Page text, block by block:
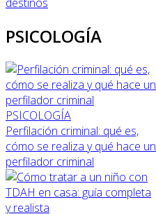
PSICOLOGÍA
PSICOLOGÍA
Perfilación criminal: qué es,
cómo se realiza y qué hace un
perfilador criminal